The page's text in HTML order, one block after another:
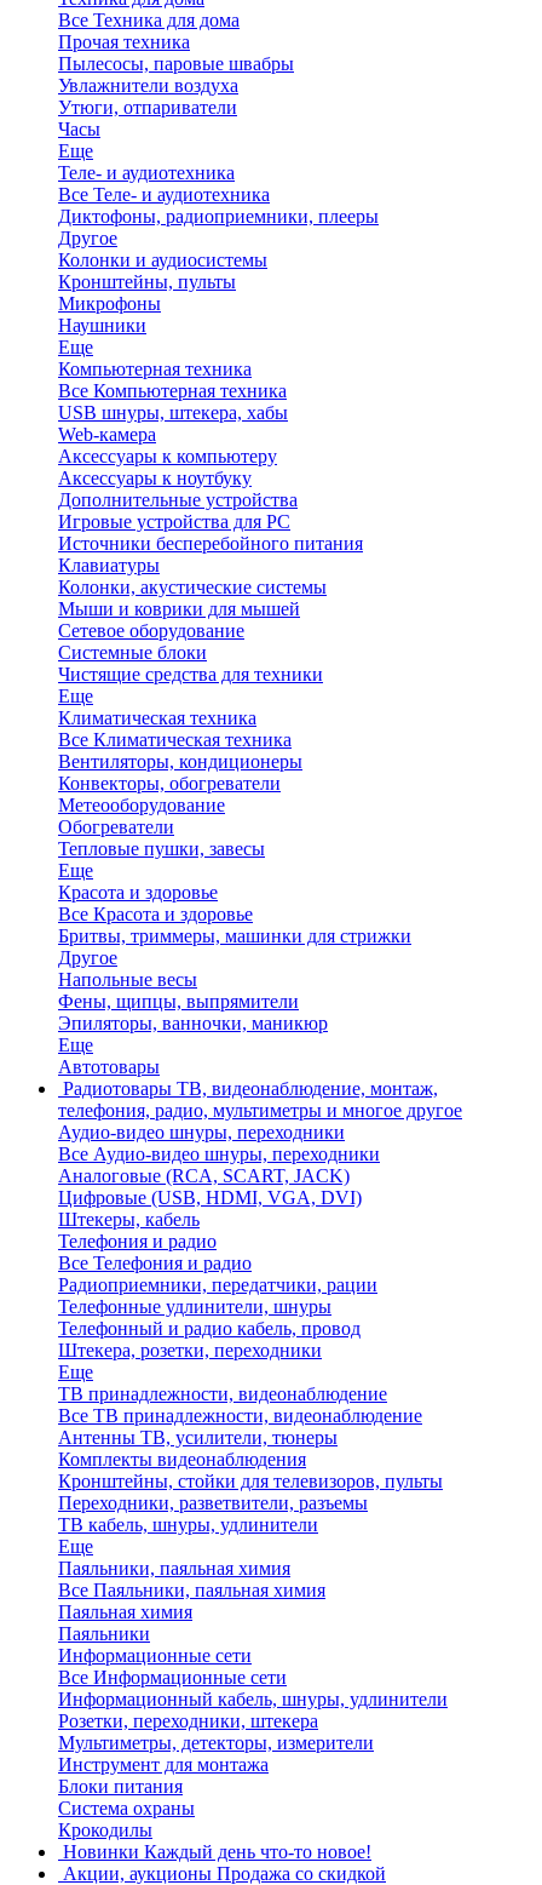
Все Техника для дома
Прочая техника
Пылесосы, паровые швабры
Увлажнители воздуха
Утюги, отпариватели
Часы
Еще
Теле- и аудиотехника
Все Теле- и аудиотехника
Диктофоны, радиоприемники, плееры
Другое
Колонки и аудиосистемы
Кронштейны, пульты
Микрофоны
Наушники
Еще
Компьютерная техника
Все Компьютерная техника
USB шнуры, штекера, хабы
Web-камера
Аксессуары к компьютеру
Аксессуары к ноутбуку
Дополнительные устройства
Игровые устройства для PC
Источники бесперебойного питания
Клавиатуры
Колонки, акустические системы
Мыши и коврики для мышей
Сетевое оборудование
Системные блоки
Чистящие средства для техники
Еще
Климатическая техника
Все Климатическая техника
Вентиляторы, кондиционеры
Конвекторы, обогреватели
Метеооборудование
Обогреватели
Тепловые пушки, завесы
Еще
Красота и здоровье
Все Красота и здоровье
Бритвы, триммеры, машинки для стрижки
Другое
Напольные весы
Фены, щипцы, выпрямители
Эпиляторы, ванночки, маникюр
Еще
Автотовары
Радиотовары ТВ, видеонаблюдение, монтаж,
телефония, радио, мультиметры и многое другое
Аудио-видео шнуры, переходники
Все Аудио-видео шнуры, переходники
Аналоговые (RCA, SCART, JACK)
Цифровые (USB, HDMI, VGA, DVI)
Штекеры, кабель
Телефония и радио
Все Телефония и радио
Радиоприемники, передатчики, рации
Телефонные удлинители, шнуры
Телефонный и радио кабель, провод
Штекера, розетки, переходники
Еще
ТВ принадлежности, видеонаблюдение
Все ТВ принадлежности, видеонаблюдение
Антенны ТВ, усилители, тюнеры
Комплекты видеонаблюдения
Кронштейны, стойки для телевизоров, пульты
Переходники, разветвители, разъемы
ТВ кабель, шнуры, удлинители
Еще
Паяльники, паяльная химия
Все Паяльники, паяльная химия
Паяльная химия
Паяльники
Информационные сети
Все Информационные сети
Информационный кабель, шнуры, удлинители
Розетки, переходники, штекера
Мультиметры, детекторы, измерители
Инструмент для монтажа
Блоки питания
Система охраны
Крокодилы
Новинки Каждый день что-то новое!
Акции, аукционы Продажа со скидкой